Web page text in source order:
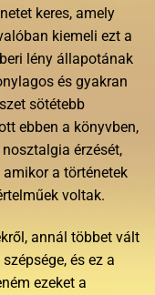
keres, amely
kiemeli ezt a
lény állapotának
és gyakran
sötétebb
ebben a könyvben,
érzését,
a történetek
voltak.
annál többet vált
és ez a
ezeket a